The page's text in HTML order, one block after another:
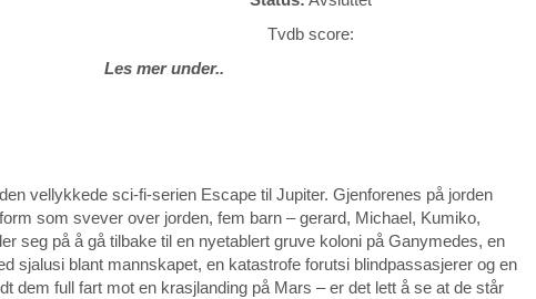
Tvdb score:
Les mer under..
vellykkede sci-fi-serien Escape til Jupiter. Gjenforenes på jorden
som svever over jorden, fem barn – gerard, Michael, Kumiko,
seg på å gå tilbake til en nyetablert gruve koloni på Ganymedes, en
sjalusi blant mannskapet, en katastrofe forutsi blindpassasjerer og en
dem full fart mot en krasjlanding på Mars – er det lett å se at de står